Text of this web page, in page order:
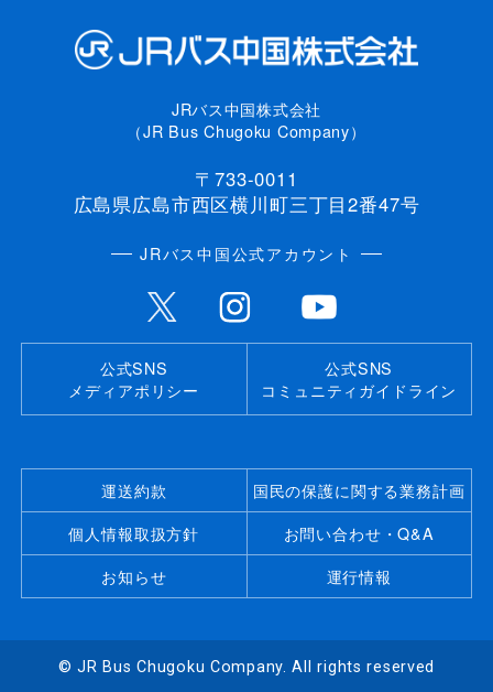
JRバス中国株式会社
（JR Bus Chugoku Company）
〒733-0011
広島県広島市西区横川町三丁目2番47号
JRバス中国公式アカウント
公式SNS
メディアポリシー
公式SNS
コミュニティガイドライン
運送約款
国民の保護に関する業務計画
個人情報取扱方針
お問い合わせ・Q&A
お知らせ
運行情報
© JR Bus Chugoku Company. All rights reserved